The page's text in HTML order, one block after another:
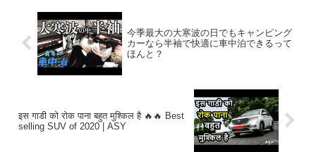
今季最大の大寒波の日でもキャンピング
カーなら半袖で快適に車中泊できるって
ほんと？
इस गाडी को रोक पाना बहुत मुश्किल है 🔥🔥 Best
selling SUV of 2020 | ASY